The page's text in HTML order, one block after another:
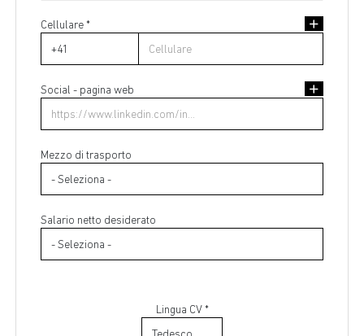
Cellulare *
Social - pagina web
Mezzo di trasporto
Salario netto desiderato
Lingua CV *